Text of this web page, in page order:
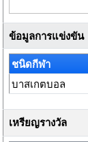
ข้อมูลการแข่งขัน
ชนิดกีฬา
บาสเกตบอล
เหรียญรางวัล